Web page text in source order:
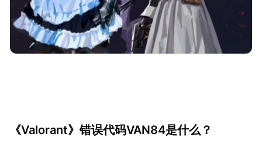
《Valorant》错误代码VAN84是什么？